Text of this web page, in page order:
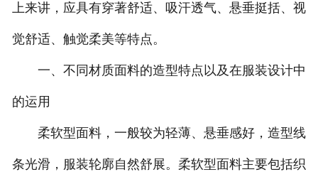
上来讲，应具有穿著舒适、吸汗透气、悬垂挺括、视
觉舒适、触觉柔美等特点。
一、不同材质面料的造型特点以及在服装设计中
的运用
柔软型面料，一般较为轻薄、悬垂感好，造型线
条光滑，服装轮廓自然舒展。柔软型面料主要包括织